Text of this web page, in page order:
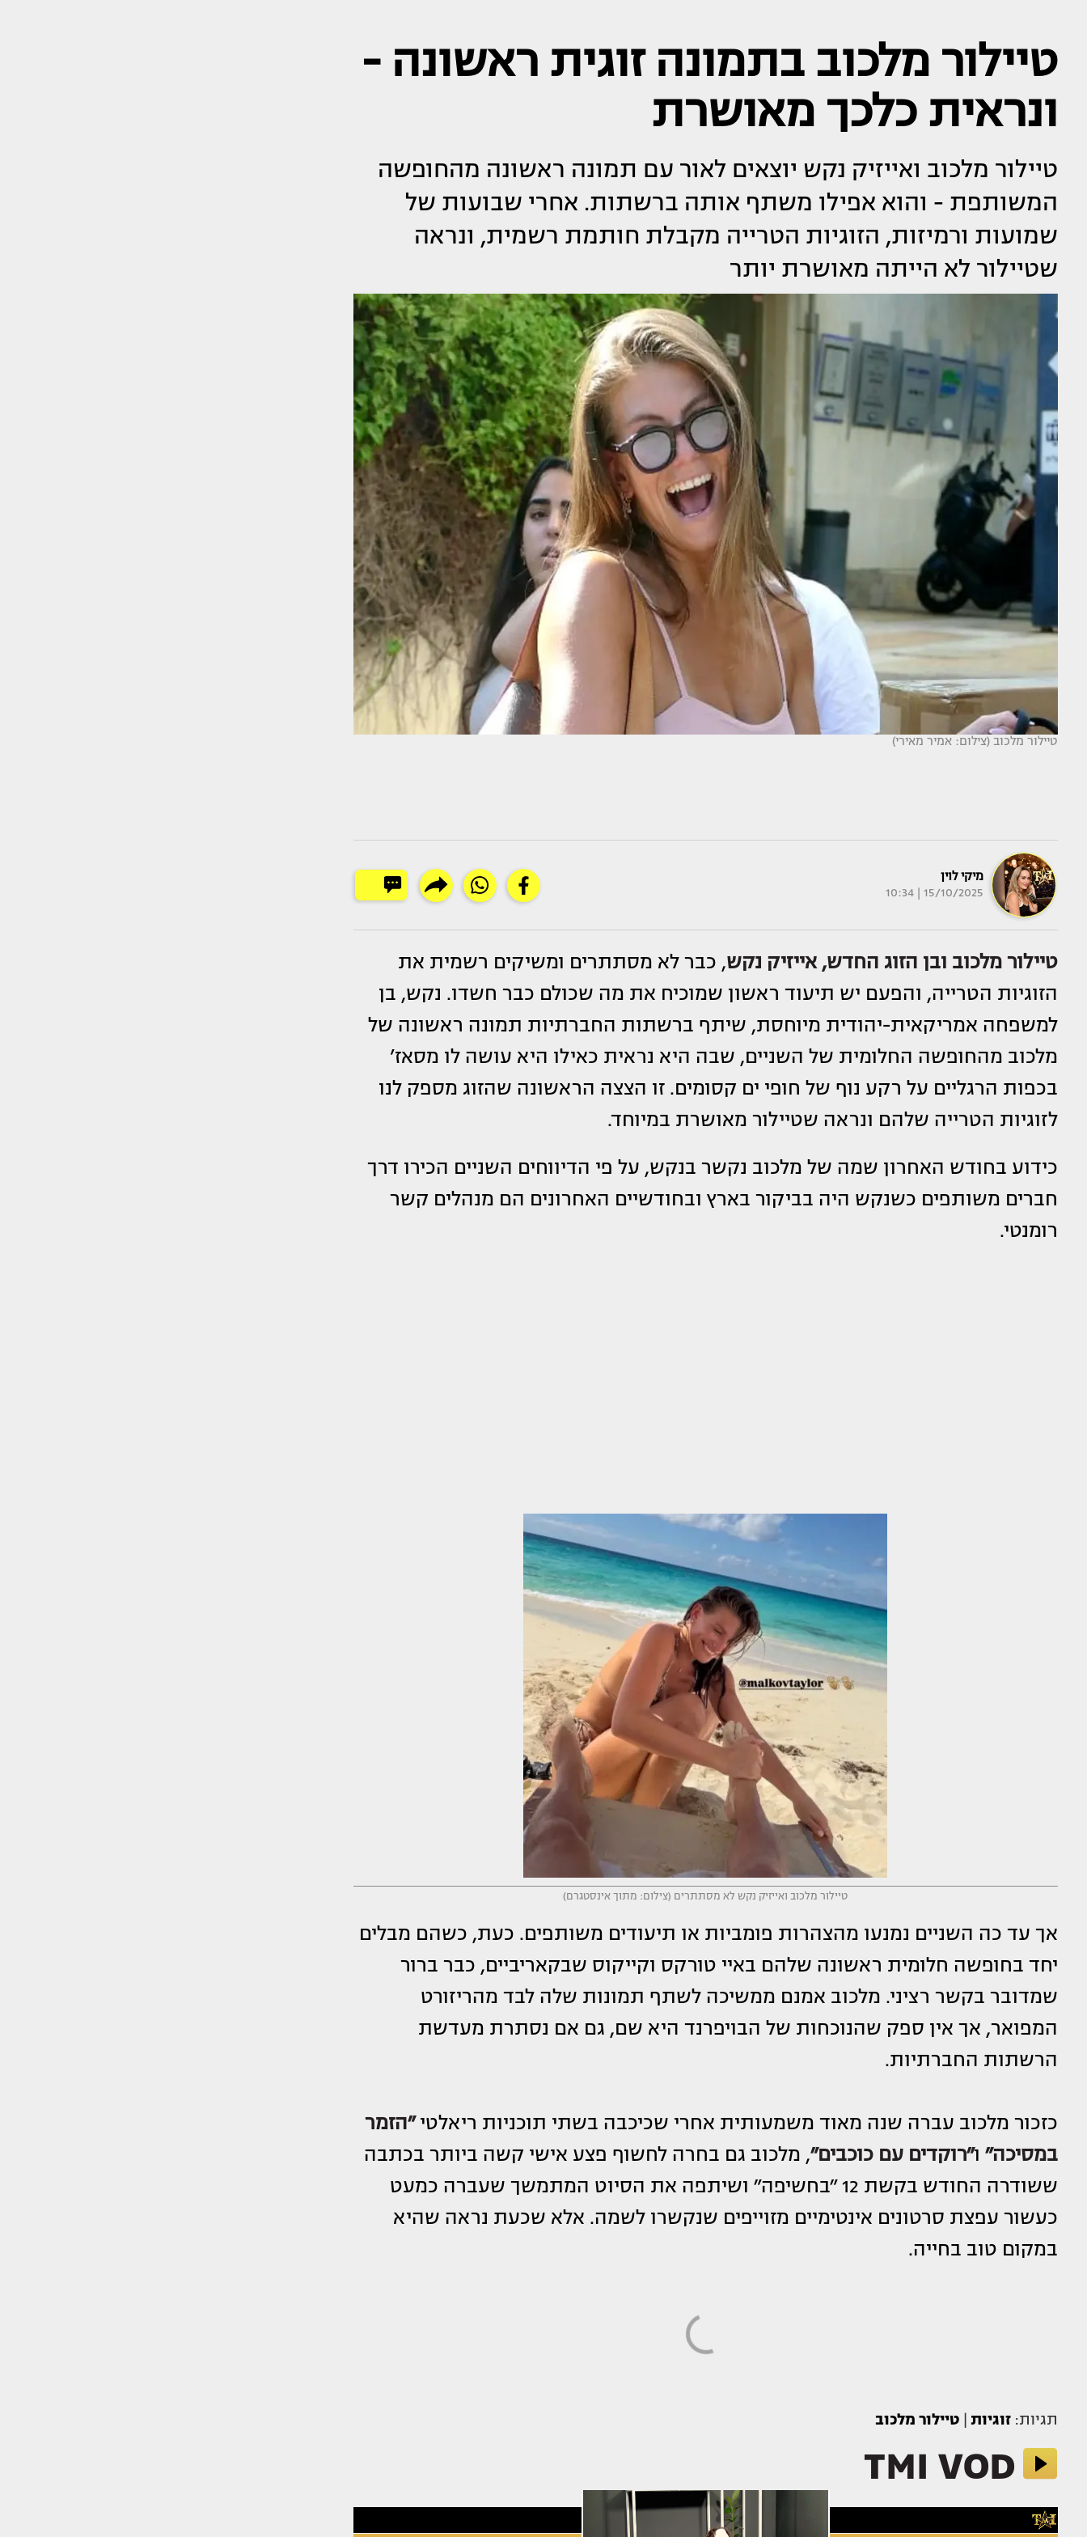
טיילור מלכוב בתמונה זוגית ראשונה -
ונראית כלכך מאושרת
טיילור מלכוב ואייזיק נקש יוצאים לאור עם תמונה ראשונה מהחופשה
המשותפת - והוא אפילו משתף אותה ברשתות. אחרי שבועות של
שמועות ורמיזות, הזוגיות הטרייה מקבלת חותמת רשמית, ונראה
שטיילור לא הייתה מאושרת יותר
טיילור מלכוב (צילום: אמיר מאירי)
מיקי לוין
15/10/2025 | 10:34
טיילור מלכוב ובן הזוג החדש,אייזיק נקש, כבר לא מסתתרים ומשיקים רשמית את
הזוגיות הטרייה, והפעם יש תיעוד ראשון שמוכיח את מה שכולם כבר חשדו. נקש, בן
למשפחה אמריקאית-יהודית מיוחסת, שיתף ברשתות החברתיות תמונה ראשונה של
מלכוב מהחופשה החלומית של השניים, שבה היא נראית כאילו היא עושה לו מסאז’
בכפות הרגליים על רקע נוף של חופי ים קסומים. זו הצצה הראשונה שהזוג מספק לנו
לזוגיות הטרייה שלהם ונראה שטיילור מאושרת במיוחד.
כידוע בחודש האחרון שמה של מלכוב נקשר בנקש, על פי הדיווחים השניים הכירו דרך
חברים משותפים כשנקש היה בביקור בארץ ובחודשיים האחרונים הם מנהלים קשר
רומנטי.
טיילור מלכוב ואייזיק נקש לא מסתתרים (צילום: מתוך אינסטגרם)
אך עד כה השניים נמנעו מהצהרות פומביות או תיעודים משותפים. כעת, כשהם מבלים
יחד בחופשה חלומית ראשונה שלהם באיי טורקס וקייקוס שבקאריביים, כבר ברור
שמדובר בקשר רציני. מלכוב אמנם ממשיכה לשתף תמונות שלה לבד מהריזורט
המפואר, אך אין ספק שהנוכחות של הבויפרנד היא שם, גם אם נסתרת מעדשת
הרשתות החברתיות.
כזכור מלכוב עברה שנה מאוד משמעותית אחרי שכיכבה בשתי תוכניות ריאלטי״הזמר
במסיכה״ ו״רוקדים עם כוכבים״, מלכוב גם בחרה לחשוף פצע אישי קשה ביותר בכתבה
ששודרה החודש בקשת 12 ״בחשיפה״ ושיתפה את הסיוט המתמשך שעברה כמעט
כעשור עפצת סרטונים אינטימיים מזוייפים שנקשרו לשמה. אלא שכעת נראה שהיא
במקום טוב בחייה.
תגיות:זוגיות טיילור מלכוב
TMI VOD